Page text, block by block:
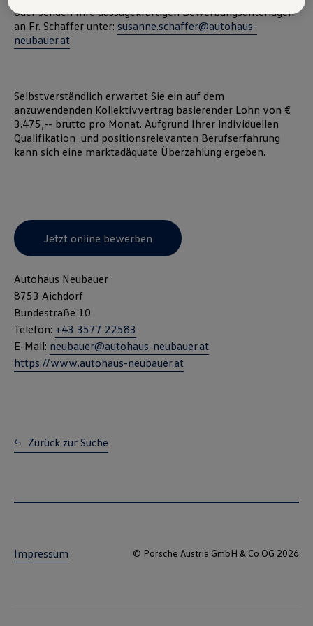
oder senden Ihre aussagekräftigen Bewerbungsunterlagen
an Fr. Schaffer unter: susanne.schaffer@autohaus-
neubauer.at
Selbstverständlich erwartet Sie ein auf dem
anzuwendenden Kollektivvertrag basierender Lohn von €
3.475,-- brutto pro Monat. Aufgrund Ihrer individuellen
Qualifikation und positionsrelevanten Berufserfahrung
kann sich eine marktadäquate Überzahlung ergeben.
Jetzt online bewerben
Autohaus Neubauer
8753 Aichdorf
Bundestraße 10
Telefon: +43 3577 22583
E-Mail: neubauer@autohaus-neubauer.at
https://www.autohaus-neubauer.at
Zurück zur Suche
Impressum © Porsche Austria GmbH & Co OG 2026
Sie in der Cookie-Richtlinie oder in den Cookie-Einstellungen. Sie
finden die Cookie-Einstellungen am Ende der Webseite.
Hinweis zu Cookies für Marketingzwecke:
(„Cookies mit Marketingzwecke“) haben, von Ihrem zugeordneten
GmbH & Co KG, eingesehen werden.
VW Cookie-Richtlinien